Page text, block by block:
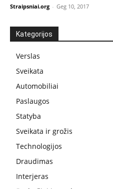
Straipsniai.org - Geg 10, 2017
Kategorijos
Verslas
Sveikata
Automobiliai
Paslaugos
Statyba
Sveikata ir grožis
Technologijos
Draudimas
Interjeras